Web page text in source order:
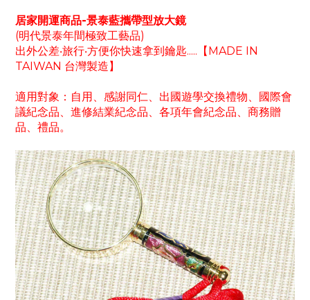
居家開運商品-景泰藍攜帶型放大鏡
(明代景泰年間極致工藝品)
出外公差‧旅行‧方便你快速拿到鑰匙.....【MADE IN
TAIWAN 台灣製造】
適用對象：自用、感謝同仁、出國遊學交換禮物、國際會
議紀念品、進修結業紀念品、各項年會紀念品、商務贈
品、禮品。